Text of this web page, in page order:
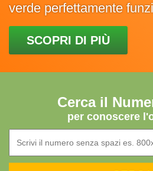
verde perfettamente
SCOPRI DI PIÙ
Cerca il
per conoscere